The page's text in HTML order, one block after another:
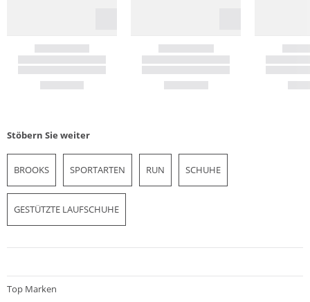
Stöbern Sie weiter
BROOKS SPORTARTEN RUN SCHUHE
GESTÜTZTE LAUFSCHUHE
Top Marken